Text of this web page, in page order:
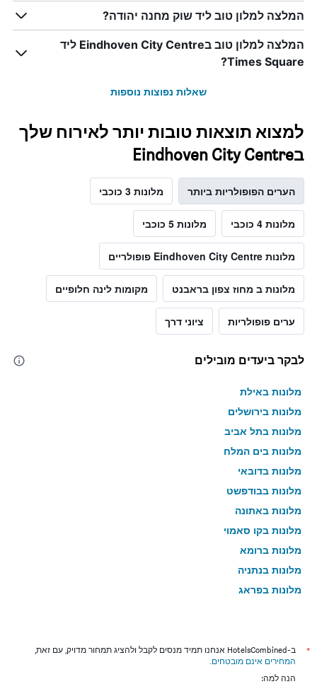
המלצה למלון טוב ליד שוק מחנה יהודה?
המלצה למלון טוב בEindhoven City Centre ליד
Times Square?
שאלות נפוצות נוספות
למצוא תוצאות טובות יותר לאירוח שלך
בEindhoven City Centre
הערים הפופולריות ביותר מלונות 3 כוכבי
מלונות 4 כוכבי מלונות 5 כוכבי
מלונות Eindhoven City Centre פופולריים
מלונות ב מחוז צפון בראבנט מקומות לינה חלופיים
ערים פופולריות ציוני דרך
לבקר ביעדים מובילים
מלונות באילת
מלונות בירושלים
מלונות בתל אביב
מלונות בים המלח
מלונות בדובאי
מלונות בבודפשט
מלונות באתונה
מלונות בקו סאמוי
מלונות ברומא
מלונות בנתניה
מלונות בפראג
מלונות בניו יורק
מלונות בבנגקוק
*
ב-HotelsCombined אנחנו תמיד מנסים לקבל ולהציג תמחור מדויק, עם זאת,
המחירים אינם מובטחים.
הנה למה: